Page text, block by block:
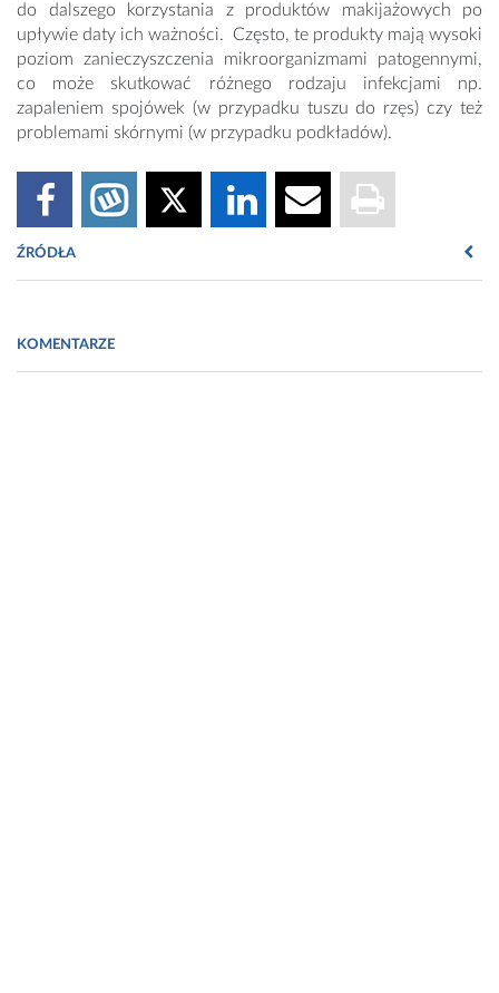
do dalszego korzystania z produktów makijażowych po
upływie daty ich ważności. Często, te produkty mają wysoki
poziom zanieczyszczenia mikroorganizmami patogennymi,
co może skutkować różnego rodzaju infekcjami np.
zapaleniem spojówek (w przypadku tuszu do rzęs) czy też
problemami skórnymi (w przypadku podkładów).
ŹRÓDŁA
2013. Investigation on the use of expired make-up and
KOMENTARZE